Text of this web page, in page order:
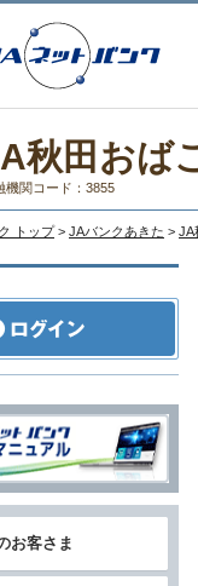
秋田おば
機関コード：3855
トップ > JAバンクあきた > JA
お客さま